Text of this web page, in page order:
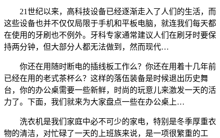
21世纪以来，高科技设备已经逐渐走入了人们的生活，而
这些设备也并不仅仅局限于手机和平板电脑，就连我们每天都
在使用的牙刷也不例外。牙科专家通常建议人们在刷牙时要保
持两分钟，但大部分人都无法做到，然而现代…
你还在用随时断电的插线板工作么？你还在用着十几年前
已经在用的老式茶杯么？这样的落伍装备是时候退出历史舞
台，你的办公桌需要一些新鲜，时尚的玩意儿来激发一天的活
力了。下面，我们就来为大家盘点一些在办公桌上…
洗衣机是我们家庭中必不可少的家电，特别是冬季厚重衣
物的清洁，对忙碌了一天的上班族来说，是一项很繁重的工